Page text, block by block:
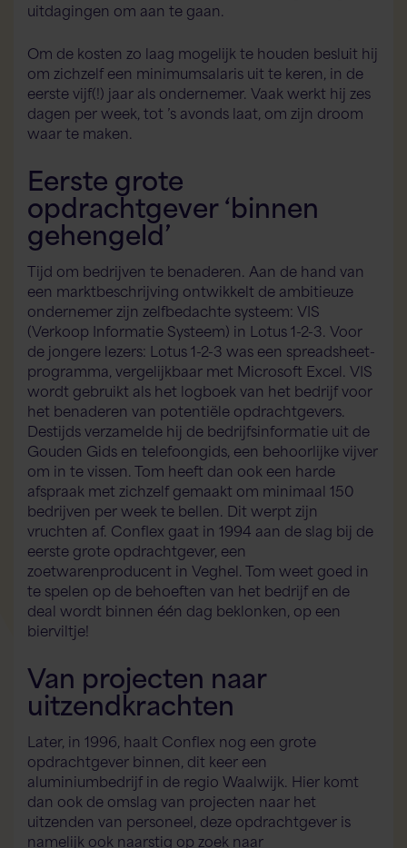
uitdagingen om aan te gaan.
Om de kosten zo laag mogelijk te houden besluit hij
om zichzelf een minimumsalaris uit te keren, in de
eerste vijf(!) jaar als ondernemer. Vaak werkt hij zes
dagen per week, tot ’s avonds laat, om zijn droom
waar te maken.
Eerste grote
opdrachtgever ‘binnen
gehengeld’
Tijd om bedrijven te benaderen. Aan de hand van
een marktbeschrijving ontwikkelt de ambitieuze
ondernemer zijn zelfbedachte systeem: VIS
(Verkoop Informatie Systeem) in Lotus 1-2-3. Voor
de jongere lezers: Lotus 1-2-3 was een spreadsheet-
programma, vergelijkbaar met Microsoft Excel. VIS
wordt gebruikt als het logboek van het bedrijf voor
het benaderen van potentiële opdrachtgevers.
Destijds verzamelde hij de bedrijfsinformatie uit de
Gouden Gids en telefoongids, een behoorlijke vijver
om in te vissen. Tom heeft dan ook een harde
afspraak met zichzelf gemaakt om minimaal 150
bedrijven per week te bellen. Dit werpt zijn
vruchten af. Conflex gaat in 1994 aan de slag bij de
eerste grote opdrachtgever, een
zoetwarenproducent in Veghel. Tom weet goed in
te spelen op de behoeften van het bedrijf en de
deal wordt binnen één dag beklonken, op een
bierviltje!
Van projecten naar
uitzendkrachten
Later, in 1996, haalt Conflex nog een grote
opdrachtgever binnen, dit keer een
aluminiumbedrijf in de regio Waalwijk. Hier komt
dan ook de omslag van projecten naar het
uitzenden van personeel, deze opdrachtgever is
namelijk ook naarstig op zoek naar
Hallo! Hoe kan ik je vandaag helpen?